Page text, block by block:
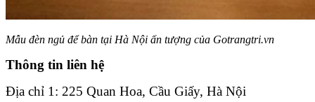
Mẫu đèn ngủ để bàn tại Hà Nội ấn tượng của Gotrangtri.vn
Thông tin liên hệ
Địa chỉ 1: 225 Quan Hoa, Cầu Giấy, Hà Nội